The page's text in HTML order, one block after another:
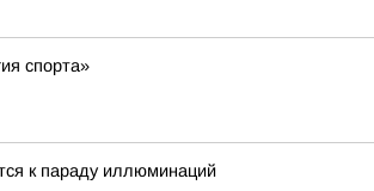
спорта»
к параду иллюминаций